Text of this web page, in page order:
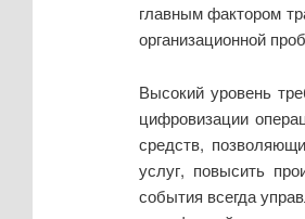
главным фактором
организационной
Высокий уровень
цифровизации
средств,
услуг, повысить
события всегда